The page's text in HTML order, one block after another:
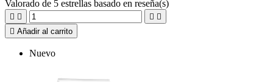
Valorado de 5 estrellas basado en reseña(s)
   
 Añadir al carrito
Nuevo